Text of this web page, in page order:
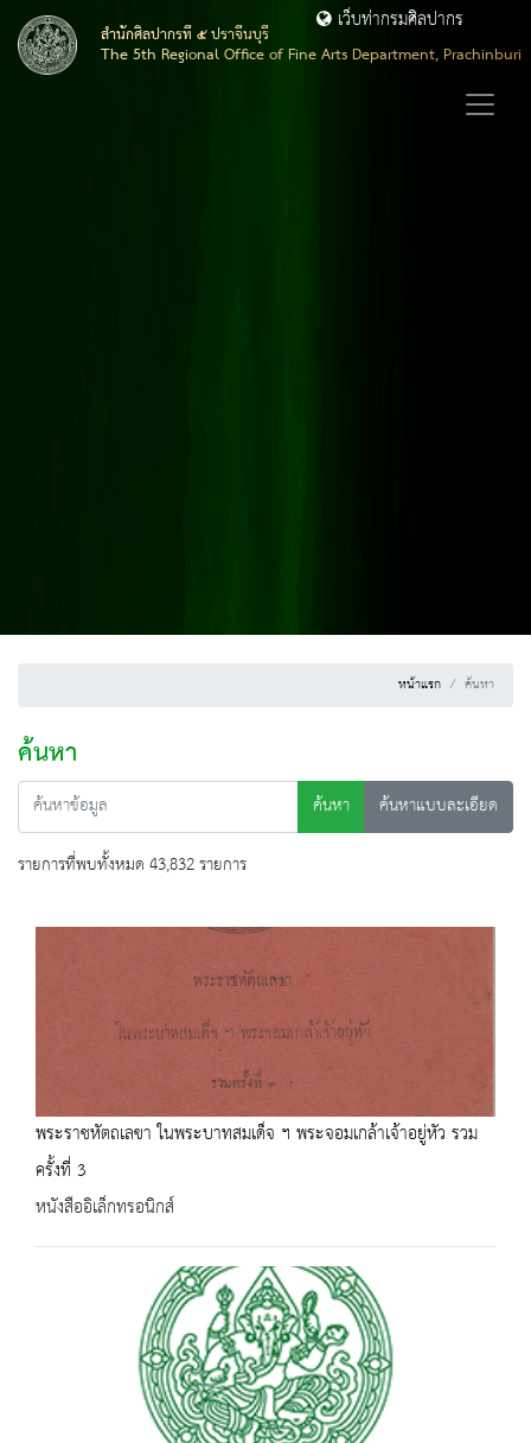
สำนักศิลปากรที่ ๕ ปราจีนบุรี
The 5th Regional Office of Fine Arts Department, Prachinburi
เว็บท่ากรมศิลปากร
หน้าแรก ค้นหา
ค้นหา
ค้นหา
ค้นหาแบบละเอียด
รายการที่พบทั้งหมด 43,832 รายการ
พระราชหัตถเลขา ในพระบาทสมเด็จ ฯ พระจอมเกล้าเจ้าอยู่หัว รวม
ครั้งที่ 3
หนังสืออิเล็กทรอนิกส์